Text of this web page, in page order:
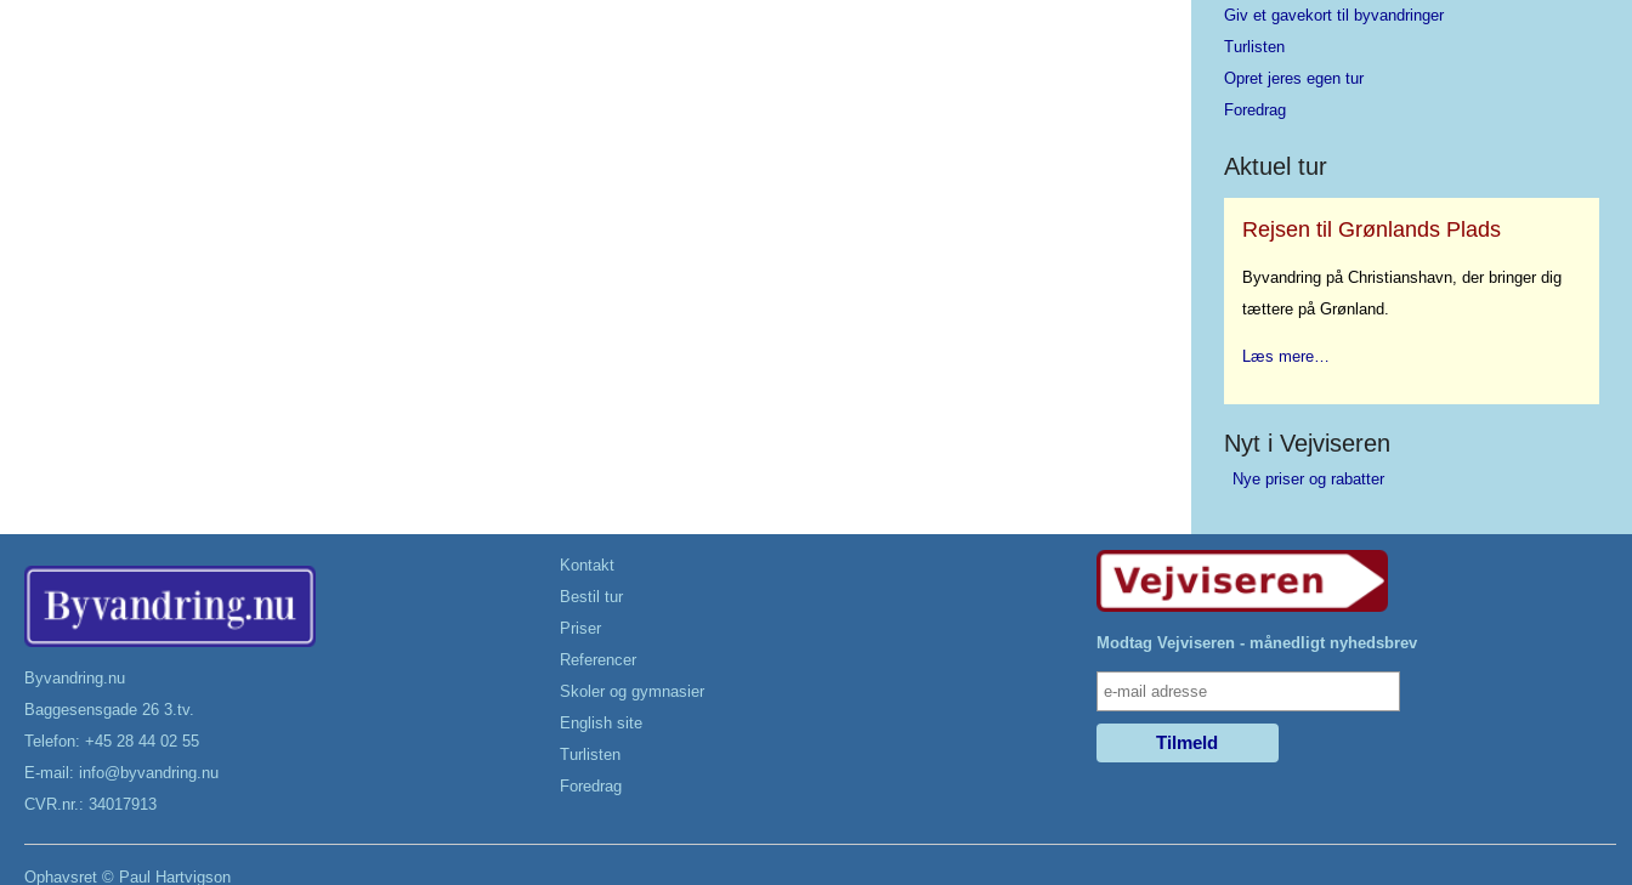
Giv et gavekort til byvandringer
Turlisten
Opret jeres egen tur
Foredrag
Aktuel tur
Rejsen til Grønlands Plads
Byvandring på Christianshavn, der bringer dig
tættere på Grønland.
Læs mere…
Nyt i Vejviseren
Nye priser og rabatter
Byvandring.nu
Baggesensgade 26 3.tv.
Telefon: +45 28 44 02 55
E-mail: info@byvandring.nu
CVR.nr.: 34017913
Kontakt
Bestil tur
Priser
Referencer
Skoler og gymnasier
English site
Turlisten
Foredrag
Modtag Vejviseren - månedligt nyhedsbrev
Ophavsret © Paul Hartvigson